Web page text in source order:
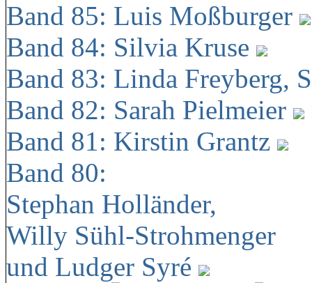
Band 85: Luis Moßburger
Band 84: Silvia Kruse
Band 83: Linda Freyberg,
Band 82: Sarah Pielmeier
Band 81: Kirstin Grantz
Band 80:
Stephan Holländer,
Willy Sühl-Strohmenger
und Ludger Syré